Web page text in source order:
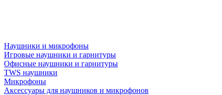
Наушники и микрофоны
Игровые наушники и гарнитуры
Офисные наушники и гарнитуры
TWS наушники
Микрофоны
Аксессуары для наушников и микрофонов